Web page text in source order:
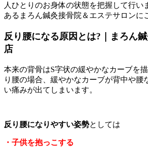
人ひとりのお身体の状態を把握して行い
あるまろん鍼灸接骨院＆エステサロンに
反り腰になる原因とは?｜まろん鍼
店
本来の背骨はS字状の緩やかなカーブを
り腰の場合、緩やかなカーブが背中や腰
い痛みが出てしまいます。
反り腰になりやすい姿勢としては
・子供を抱っこする